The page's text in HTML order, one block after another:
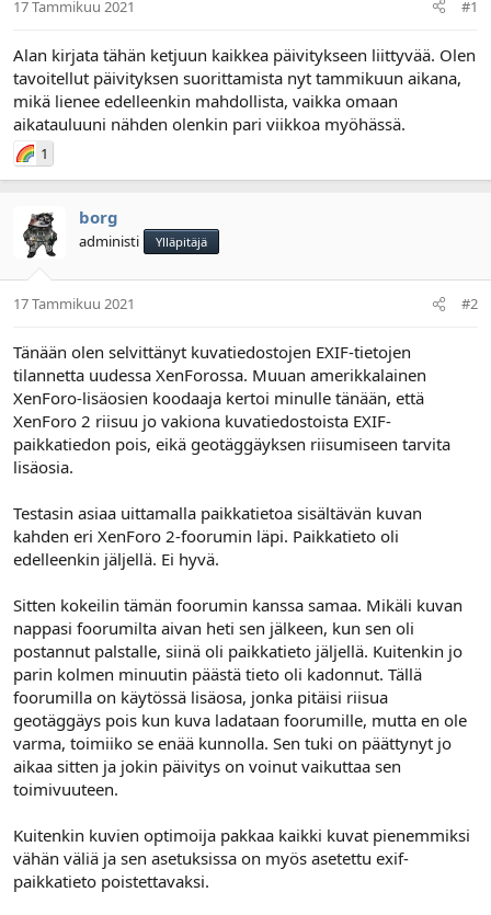
i
t
t
a
j
a
ä
r
ä
17 Tammikuu 2021 #1
Alan kirjata tähän ketjuun kaikkea päivitykseen liittyvää. Olen
tavoitellut päivityksen suorittamista nyt tammikuun aikana,
mikä lienee edelleenkin mahdollista, vaikka omaan
aikatauluuni nähden olenkin pari viikkoa myöhässä.
1
borg
administi Ylläpitäjä
17 Tammikuu 2021 #2
Tänään olen selvittänyt kuvatiedostojen EXIF-tietojen
tilannetta uudessa XenForossa. Muuan amerikkalainen
XenForo-lisäosien koodaaja kertoi minulle tänään, että
XenForo 2 riisuu jo vakiona kuvatiedostoista EXIF-
paikkatiedon pois, eikä geotäggäyksen riisumiseen tarvita
lisäosia.
Testasin asiaa uittamalla paikkatietoa sisältävän kuvan
kahden eri XenForo 2-foorumin läpi. Paikkatieto oli
edelleenkin jäljellä. Ei hyvä.
Sitten kokeilin tämän foorumin kanssa samaa. Mikäli kuvan
nappasi foorumilta aivan heti sen jälkeen, kun sen oli
postannut palstalle, siinä oli paikkatieto jäljellä. Kuitenkin jo
parin kolmen minuutin päästä tieto oli kadonnut. Tällä
foorumilla on käytössä lisäosa, jonka pitäisi riisua
geotäggäys pois kun kuva ladataan foorumille, mutta en ole
varma, toimiiko se enää kunnolla. Sen tuki on päättynyt jo
aikaa sitten ja jokin päivitys on voinut vaikuttaa sen
toimivuuteen.
Kuitenkin kuvien optimoija pakkaa kaikki kuvat pienemmiksi
vähän väliä ja sen asetuksissa on myös asetettu exif-
paikkatieto poistettavaksi.